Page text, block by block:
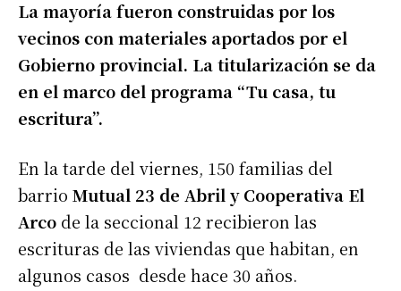
La mayoría fueron construidas por los
vecinos con materiales aportados por el
Gobierno provincial. La titularización se da
en el marco del programa “Tu casa, tu
escritura”.
En la tarde del viernes, 150 familias del
barrio Mutual 23 de Abril y Cooperativa El
Arco de la seccional 12 recibieron las
escrituras de las viviendas que habitan, en
algunos casos desde hace 30 años.